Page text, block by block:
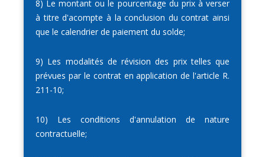
8) Le montant ou le pourcentage du prix à verser
à titre d'acompte à la conclusion du contrat ainsi
que le calendrier de paiement du solde;
9) Les modalités de révision des prix telles que
prévues par le contrat en application de l'article R.
211-10;
10) Les conditions d'annulation de nature
contractuelle;